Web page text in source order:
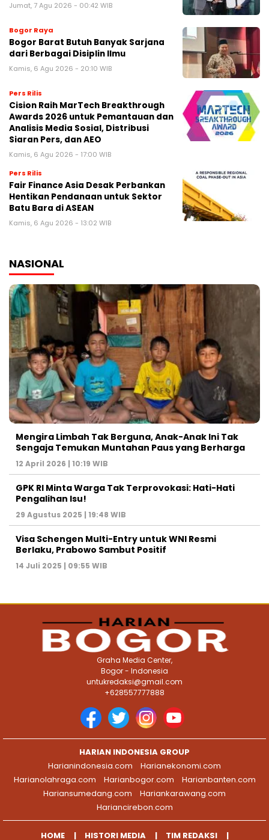
Jumat, 7 Agu 2026 - 00:42 WIB
Bogor Raya
Bogor Barat Butuh Banyak Sarjana
dari Berbagai Disiplin Ilmu
Kamis, 6 Agu 2026 - 20:10 WIB
Pers Rilis
Cision Raih MarTech Breakthrough
Awards 2026 untuk Pemantauan dan
Analisis Media Sosial, Distribusi
Siaran Pers, dan AEO
Kamis, 6 Agu 2026 - 17:00 WIB
Pers Rilis
Fair Finance Asia Desak Perbankan
Hentikan Pendanaan untuk Sektor
Batu Bara di ASEAN
Kamis, 6 Agu 2026 - 13:02 WIB
NASIONAL
Mengira Limbah Tak Berguna, Anak-Anak Ini Tak
Sengaja Temukan Muntahan Paus yang Berharga
12 April 2026 | 10:19 WIB
GPK RI Minta Warga Tak Terprovokasi: Hati-Hati
Pengalihan Isu!
29 Agustus 2025 | 19:48 WIB
Visa Schengen Multi-Entry untuk WNI Resmi
Berlaku, Prabowo Sambut Positif
14 Juli 2025 | 09:55 WIB
Graha Media Center,
Bogor - Indonesia
untukredaksi@gmail.com
+628557777888
HARIAN INDONESIA GROUP
Harianindonesia.com
Harianekonomi.com
Harianolahraga.com
Harianbogor.com
Harianbanten.com
Hariansumedang.com
Hariankarawang.com
Hariancirebon.com
HOME HISTORI MEDIA TIM REDAKSI